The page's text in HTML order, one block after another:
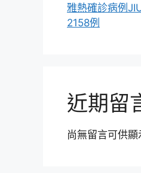
雅熱確診病例
2158例
近期留
尚無留言可供顯